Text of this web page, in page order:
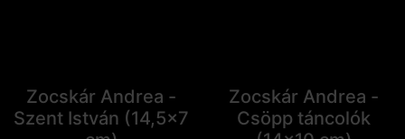
Zocskár Andrea -
Szent István (14,5x7
Zocskár Andrea -
Csöpp táncolók